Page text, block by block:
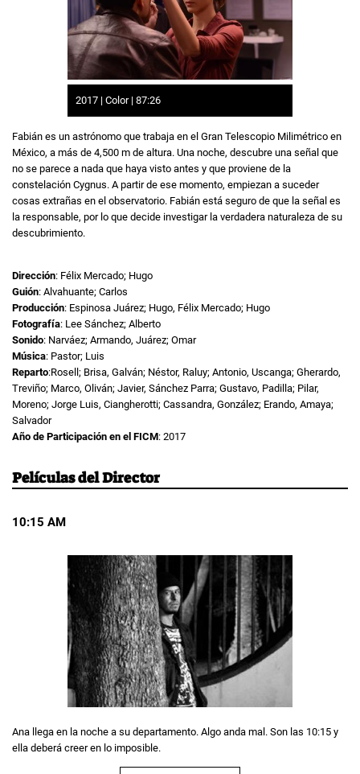
2017 | Color | 87:26
Fabián es un astrónomo que trabaja en el Gran Telescopio Milimétrico en
México, a más de 4,500 m de altura. Una noche, descubre una señal que
no se parece a nada que haya visto antes y que proviene de la
constelación Cygnus. A partir de ese momento, empiezan a suceder
cosas extrañas en el observatorio. Fabián está seguro de que la señal es
la responsable, por lo que decide investigar la verdadera naturaleza de su
descubrimiento.
Dirección: Félix Mercado; Hugo
Guión: Alvahuante; Carlos
Producción: Espinosa Juárez; Hugo, Félix Mercado; Hugo
Fotografía: Lee Sánchez; Alberto
Sonido: Narváez; Armando, Juárez; Omar
Música: Pastor; Luis
Reparto:Rosell; Brisa, Galván; Néstor, Raluy; Antonio, Uscanga; Gherardo,
Treviño; Marco, Oliván; Javier, Sánchez Parra; Gustavo, Padilla; Pilar,
Moreno; Jorge Luis, Ciangherotti; Cassandra, González; Erando, Amaya;
Salvador
Año de Participación en el FICM: 2017
Películas del Director
10:15 AM
Ana llega en la noche a su departamento. Algo anda mal. Son las 10:15 y
ella deberá creer en lo imposible.